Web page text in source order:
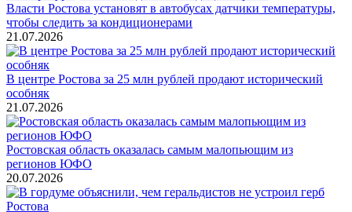
Власти Ростова установят в автобусах датчики температуры,
чтобы следить за кондиционерами
21.07.2026
В центре Ростова за 25 млн рублей продают исторический
особняк
21.07.2026
Ростовская область оказалась самым малопьющим из
регионов ЮФО
20.07.2026